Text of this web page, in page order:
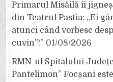
Primarul Misăilă îi
din Teatrul Pastia: „Ei
atunci când vorbesc
cuvin”!” 01/08/2026
RMN-ul Spitalului
Pantelimon” Focșani